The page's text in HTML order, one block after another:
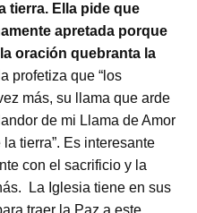
tierra. Ella pide que
apretada porque
oración quebranta la
profetiza que “los
más, su llama que arde
de mi Llama de Amor
tierra”. Es interesante
con el sacrificio y la
La Iglesia tiene en sus